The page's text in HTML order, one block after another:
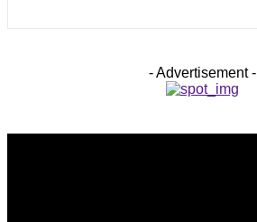
- Advertisement -